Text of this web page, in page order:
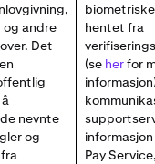
andre
Det
nevnte
og
hentet fra
(se herfor
Pay